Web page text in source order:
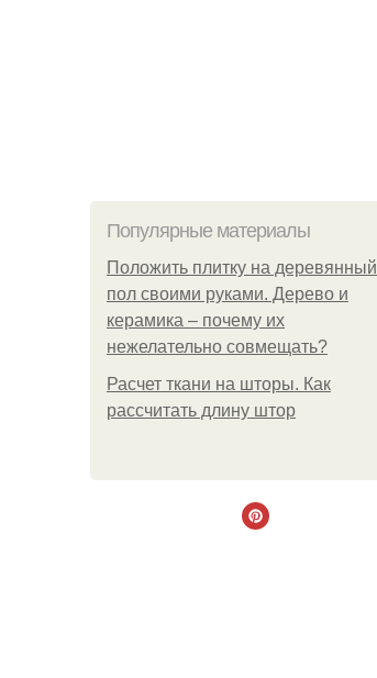
Популярные материалы
Положить плитку на деревянный
пол своими руками. Дерево и
керамика – почему их
нежелательно совмещать?
Расчет ткани на шторы. Как
рассчитать длину штор